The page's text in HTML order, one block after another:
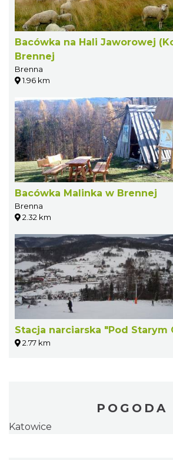
Bacówka na Hali Jaworowej
Brennej
Brenna
1.96 km
Bacówka Malinka w Brennej
Brenna
2.32 km
Stacja narciarska "Pod Starym
2.77 km
POGODA
Katowice